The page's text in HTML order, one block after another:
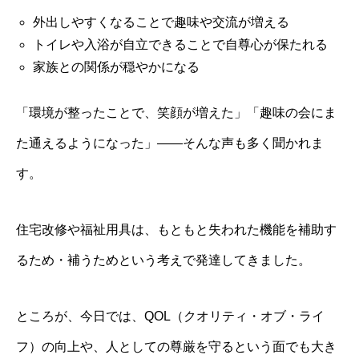
外出しやすくなることで趣味や交流が増える
トイレや入浴が自立できることで自尊心が保たれる
家族との関係が穏やかになる
「環境が整ったことで、笑顔が増えた」「趣味の会にま
た通えるようになった」——そんな声も多く聞かれま
す。
住宅改修や福祉用具は、もともと失われた機能を補助す
るため・補うためという考えで発達してきました。
ところが、今日では、QOL（クオリティ・オブ・ライ
フ）の向上や、人としての尊厳を守るという面でも大き